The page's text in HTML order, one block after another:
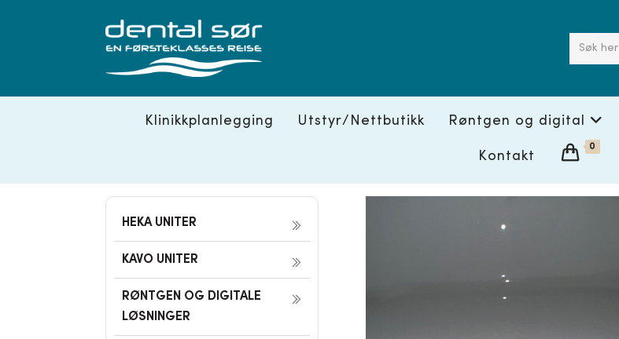
Søk her
Klinikkplanlegging Utstyr/Nettbutikk Røntgen og digital
Kontakt
0
HEKA UNITER
KAVO UNITER
RØNTGEN OG DIGITALE
LØSNINGER